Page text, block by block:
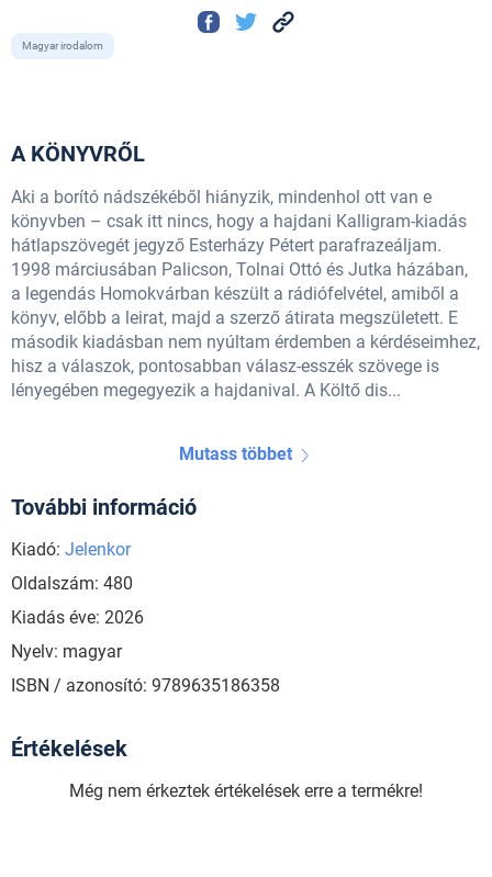
Magyar irodalom
A KÖNYVRŐL
Aki a borító nádszékéből hiányzik, mindenhol ott van e
könyvben – csak itt nincs, hogy a hajdani Kalligram-kiadás
hátlapszövegét jegyző Esterházy Pétert parafrazeáljam.
1998 márciusában Palicson, Tolnai Ottó és Jutka házában,
a legendás Homokvárban készült a rádiófelvétel, amiből a
könyv, előbb a leirat, majd a szerző átirata megszületett. E
második kiadásban nem nyúltam érdemben a kérdéseimhez,
hisz a válaszok, pontosabban válasz-esszék szövege is
lényegében megegyezik a hajdanival. A Költő dis...
Mutass többet
További információ
Kiadó: Jelenkor
Oldalszám: 480
Kiadás éve: 2026
Nyelv: magyar
ISBN / azonosító: 9789635186358
Értékelések
Még nem érkeztek értékelések erre a termékre!